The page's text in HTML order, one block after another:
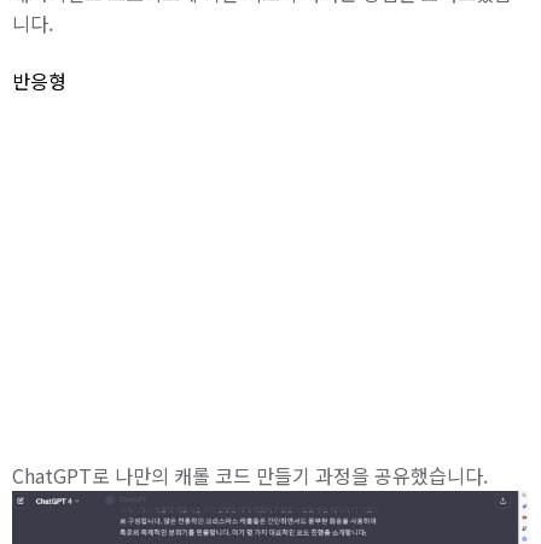
니다.
반응형
ChatGPT로 나만의 캐롤 코드 만들기 과정을 공유했습니다.